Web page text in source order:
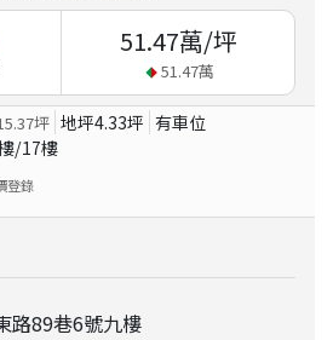
51.47萬/坪
51.47萬
坪 地坪4.33坪 有車位
/17樓
登錄
路89巷6號九樓